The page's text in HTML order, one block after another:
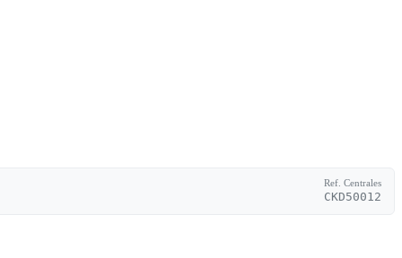
Ref. Centrales
CKD50012